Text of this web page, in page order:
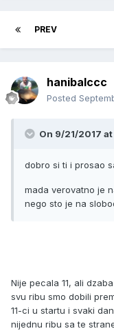
PREV
hanibalccc
Posted
On 9/21/2017
dobro si ti i prosao
mada verovatno je
nego sto je na
Nije pecala 11, ali
svu ribu smo dobili
11-ci u startu i svaki
nijednu ribu sa te